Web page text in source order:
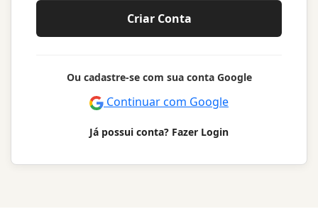
Ou cadastre-se com sua conta Google
Continuar com Google
Já possui conta? Fazer Login